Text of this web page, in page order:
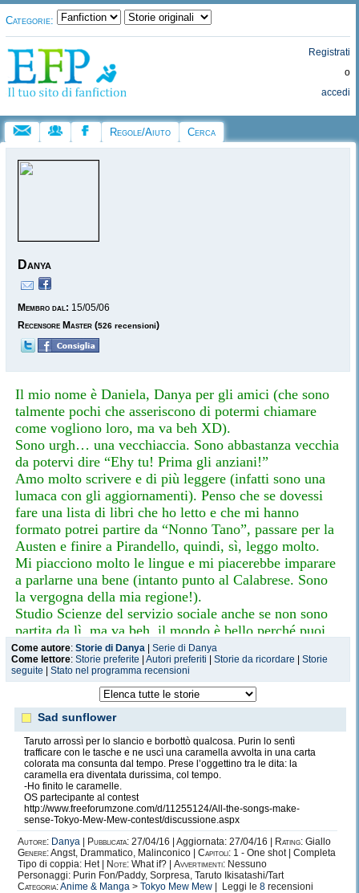
Categorie:
Registrati
o
accedi
Regole/Aiuto Cerca
Danya
Membro dal: 15/05/06
Recensore Master (526 recensioni)
Il mio nome è Daniela, Danya per gli amici (che sono
talmente pochi che asseriscono di potermi chiamare
come vogliono loro, ma va beh XD).
Sono urgh… una vecchiaccia. Sono abbastanza vecchia
da potervi dire “Ehy tu! Prima gli anziani!”
Amo molto scrivere e di più leggere (infatti sono una
lumaca con gli aggiornamenti). Penso che se dovessi
fare una lista di libri che ho letto e che mi hanno
formato potrei partire da “Nonno Tano”, passare per la
Austen e finire a Pirandello, quindi, sì, leggo molto.
Mi piacciono molto le lingue e mi piacerebbe imparare
a parlarne una bene (intanto punto al Calabrese. Sono
la vergogna della mia regione!).
Studio Scienze del servizio sociale anche se non sono
partita da lì, ma va beh, il mondo è bello perché puoi
cambiare e le strade sono tante.
Per una vita intera ho passato il naso su ff e manga,
anime, fumetti e ricordo con nostalgia la mia prima ff
=,) (che quasi quasi cancellerò ahhhaa).
Le cose più amo, oltre ai libri sono: la cioccolata, il
fidanzato, la mia borsa calda... e non so bene quale sia
l’ordine giusto, eh (non diciamolo al povero ragazzo!).
Non mi reputo una grande scrittrice anche se sarebbe
un sogno poterlo essere e mi piace leggere ff belle.
Siccome sono una frana con le presentazioni, passo e
chiudo.
Se qualche pazzo volesse contattarmi, questo è il mio
profilo:
https://www.facebook.com/Danya-EFP-
952622578162590/?ref=hlE, non sembro acida: lo sono
Come autore: Storie di Danya
Serie di Danya
Come lettore: Storie preferite Autori preferiti Storie da ricordare
Storie
seguite
Stato nel programma recensioni
Sad sunflower
Taruto arrossì per lo slancio e borbottò qualcosa. Purin lo sentì
trafficare con le tasche e ne uscì una caramella avvolta in una carta
colorata ma consunta dal tempo. Prese l’oggettino tra le dita: la
caramella era diventata durissima, col tempo.
-Ho finito le caramelle.
OS partecipante al contest
http://www.freeforumzone.com/d/11255124/All-the-songs-make-
sense-Tokyo-Mew-Mew-contest/discussione.aspx
Autore: Danya Pubblicata: 27/04/16 | Aggiornata: 27/04/16 | Rating: Giallo
Genere:Angst, Drammatico, Malinconico | Capitoli: 1 - One shot | Completa
Tipo di coppia: Het |
Note: What if? | Avvertimenti: Nessuno
Personaggi: Purin Fon/Paddy, Sorpresa, Taruto Ikisatashi/Tart
Categoria:Anime & Manga > Tokyo Mew Mew | Leggi le 8 recensioni